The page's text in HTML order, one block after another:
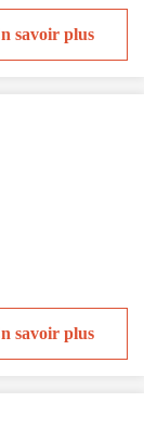
savoir plus
savoir plus